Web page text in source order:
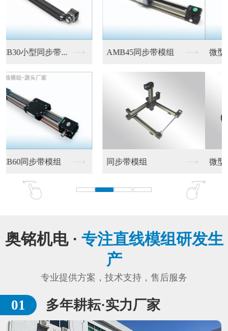
微型伺服电缸 微型伺服电缸
微型伺服电缸 微型伺服电缸
奥铭机电 · 专注直线模组研发生
产
专业提供方案，技术支持，售后服务
多年耕耘·实力厂家